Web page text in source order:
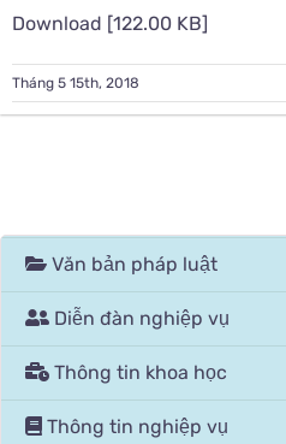
Download [122.00 KB]
Tháng 5 15th, 2018
Văn bản pháp luật
Diễn đàn nghiệp vụ
Thông tin khoa học
Thông tin nghiệp vụ